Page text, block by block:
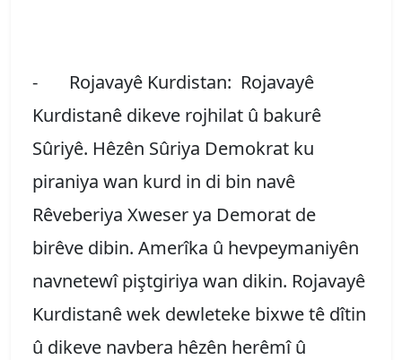
- Rojavayê Kurdistan: Rojavayê
Kurdistanê dikeve rojhilat û bakurê
Sûriyê. Hêzên Sûriya Demokrat ku
piraniya wan kurd in di bin navê
Rêveberiya Xweser ya Demorat de
birêve dibin. Amerîka û hevpeymaniyên
navnetewî piştgiriya wan dikin. Rojavayê
Kurdistanê wek dewleteke bixwe tê dîtin
û dikeve navbera hêzên herêmî û